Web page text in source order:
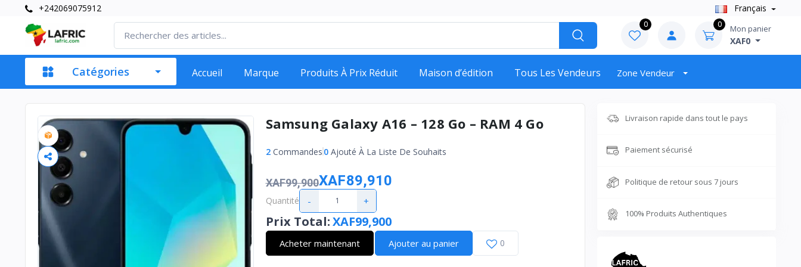
+242069075912 Français
0 0 Mon panier
XAF0
Catégories Accueil Marque Produits À Prix Réduit Maison d’édition Tous Les Vendeurs Zone Vendeur
Samsung Galaxy A16 – 128 Go – RAM 4 Go
2Commandes 0Ajouté À La Liste De Souhaits
XAF99,900XAF89,910
Quantité - +
Prix Total:XAF99,900
Acheter maintenant Ajouter au panier 0
Livraison rapide dans tout le pays
Paiement sécurisé
Politique de retour sous 7 jours
100% Produits Authentiques